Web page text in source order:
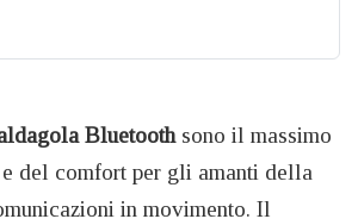
Bluetooth sono il massimo
del comfort per gli amanti della
in movimento. Il